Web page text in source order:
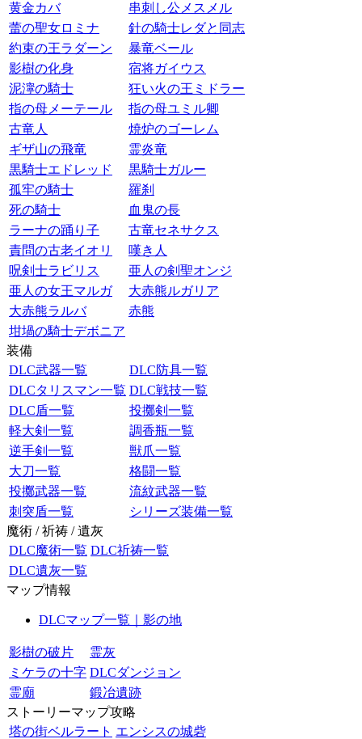
黄金カバ
串刺し公メスメル
蕾の聖女ロミナ
針の騎士レダと同志
約束の王ラダーン
暴竜ベール
影樹の化身
宿将ガイウス
泥濘の騎士
狂い火の王ミドラー
指の母メーテール
指の母ユミル卿
古竜人
焼炉のゴーレム
ギザ山の飛竜
霊炎竜
黒騎士エドレッド
黒騎士ガルー
孤牢の騎士
羅刹
死の騎士
血鬼の長
ラーナの踊り子
古竜セネサクス
責問の古老イオリ
嘆き人
呪剣士ラビリス
亜人の剣聖オンジ
亜人の女王マルガ
大赤熊ルガリア
大赤熊ラルバ
赤熊
坩堝の騎士デボニア
装備
DLC武器一覧
DLC防具一覧
DLCタリスマン一覧 DLC戦技一覧
DLC盾一覧
投擲剣一覧
軽大剣一覧
調香瓶一覧
逆手剣一覧
獣爪一覧
大刀一覧
格闘一覧
投擲武器一覧
流紋武器一覧
刺突盾一覧
シリーズ装備一覧
魔術 / 祈祷 / 遺灰
DLC魔術一覧 DLC祈祷一覧
DLC遺灰一覧
マップ情報
DLCマップ一覧｜影の地
影樹の破片
霊灰
ミケラの十字 DLCダンジョン
霊廟
鍛冶遺跡
ストーリーマップ攻略
塔の街ベルラート エンシスの城砦